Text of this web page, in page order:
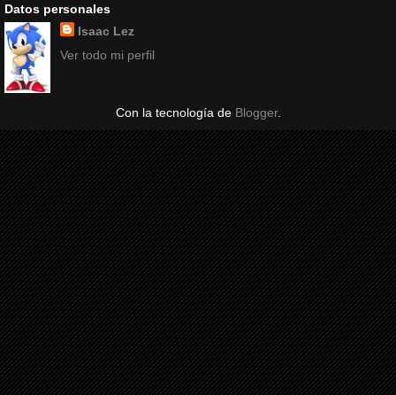
Datos personales
Isaac Lez
Ver todo mi perfil
Con la tecnología de Blogger.